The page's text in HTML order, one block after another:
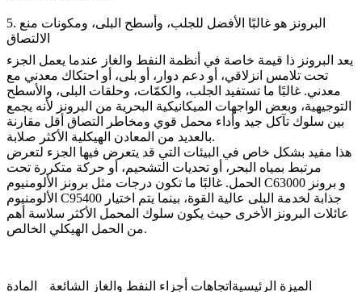
5. البرونز هو غالبًا الأفضل للجلب، وأسطح البلى، ومكونات منع
الالتصاق
يعد البرونز ذا قيمة خاصة في أنظمة النفط والغاز عندما يعمل الجزء
تحت تلامس انزلاقي، أو دعم دوار، أو بلى، أو احتكاك معدني مع
معدني. غالبًا ما تستفيد الجلب، والكمّات، وحلقات البلى، والأسطح
التوجيهية، وبعض الواجهات الميكانيكية البحرية من البرونز لأنه يجمع
بين سلوك تآكل جيد وأداء محمل قوي ومخاطر التصاق أقل مقارنة
بالعديد من المعادن الهيكلية الأكثر صلابة.
هذا مفيد بشكل خاص في البيئات التي قد يتعرض فيها الجزء لتعرض
مرتبط بمياه البحر، أو تحديات التشحيم، أو حركة متكررة تحت
الحمل. غالبًا ما تكون درجات مثل برونز الألومنيوم C63000 و برونز
الألومنيوم C95400
عائلات البرونز الأخرى حيث يكون سلوك المحمل الأكثر سلاسة أهم
من الحمل الهيكلي الخالص.
المادة اتجاهات أجزاء النفط والغاز الشائعة الميزة الرئيسية